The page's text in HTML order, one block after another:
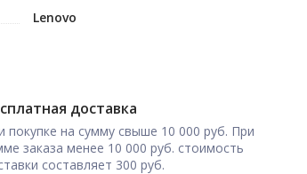
Lenovo
доставка
покупке на сумму свыше 10 000 руб. При
заказа менее 10 000 руб. стоимость
составляет 300 руб.